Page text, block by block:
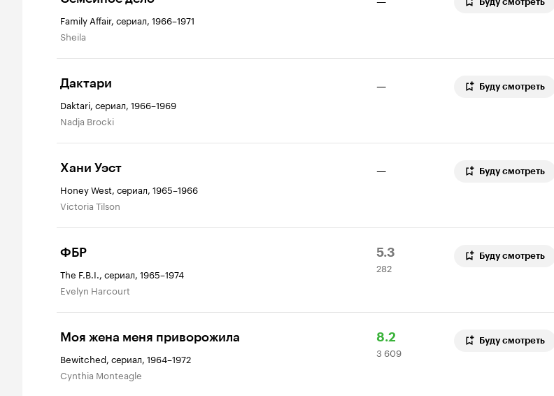
Family Affair, сериал, 1966–1971
Sheila
Дактари
Daktari, сериал, 1966–1969
Nadja Brocki
— Буду смотреть
Хани Уэст
Honey West, сериал, 1965–1966
Victoria Tilson
— Буду смотреть
ФБР
The F.B.I., сериал, 1965–1974
Evelyn Harcourt
Рейтинг
Кинопоиска
5.3
282
оценки
282
Буду смотреть
Моя жена меня приворожила
Bewitched, сериал, 1964–1972
Cynthia Monteagle
Рейтинг
Кинопоиска
8.2
3
609
3 609
Буду смотреть